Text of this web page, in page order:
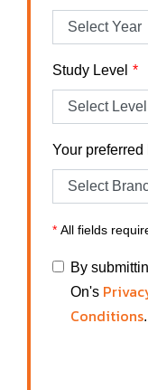
Study Level
Your preferred
* All fields
By
On's
Conditions.